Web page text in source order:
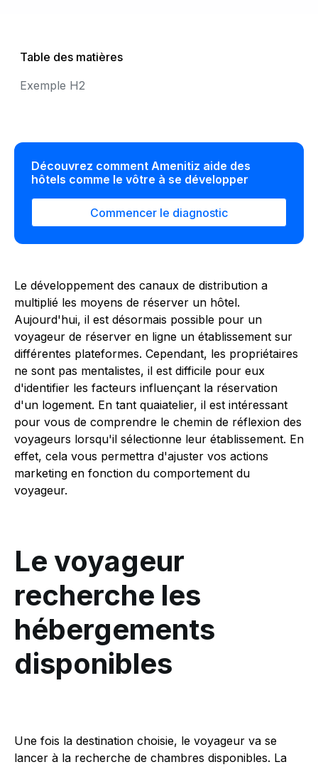
Table des matières
Exemple H2
Découvrez comment Amenitiz aide des
hôtels comme le vôtre à se développer
Commencer le diagnostic
Le développement des canaux de distribution a
multiplié les moyens de réserver un hôtel.
Aujourd'hui, il est désormais possible pour un
voyageur de réserver en ligne un établissement sur
différentes plateformes. Cependant, les propriétaires
ne sont pas mentalistes, il est difficile pour eux
d'identifier les facteurs influençant la réservation
d'un logement. En tant quaiatelier, il est intéressant
pour vous de comprendre le chemin de réflexion des
voyageurs lorsqu'il sélectionne leur établissement. En
effet, cela vous permettra d'ajuster vos actions
marketing en fonction du comportement du
voyageur.
Le voyageur
recherche les
hébergements
disponibles
Une fois la destination choisie, le voyageur va se
lancer à la recherche de chambres disponibles. La